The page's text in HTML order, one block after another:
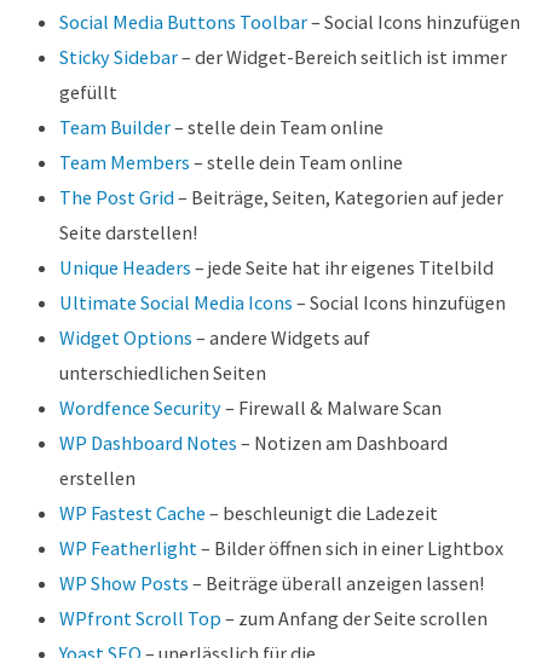
Social Media Buttons Toolbar– Social Icons hinzufügen
Sticky Sidebar– der Widget-Bereich seitlich ist immer
gefüllt
Team Builder– stelle dein Team online
Team Members – stelle dein Team online
The Post Grid – Beiträge, Seiten, Kategorien auf jeder
Seite darstellen!
Unique Headers – jede Seite hat ihr eigenes Titelbild
Ultimate Social Media Icons – Social Icons hinzufügen
Widget Options – andere Widgets auf
unterschiedlichen Seiten
Wordfence Security– Firewall & Malware Scan
WP Dashboard Notes – Notizen am Dashboard
erstellen
WP Fastest Cache – beschleunigt die Ladezeit
WP Featherlight – Bilder öffnen sich in einer Lightbox
WP Show Posts – Beiträge überall anzeigen lassen!
WPfront Scroll Top – zum Anfang der Seite scrollen
Yoast SEO – unerlässlich für die